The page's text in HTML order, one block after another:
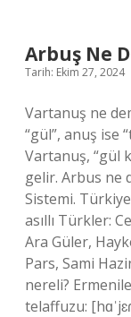
Arbuş Ne
Tarih: Ekim 27, 2024
Vartanuş ne
“gül”, anuş ise
Vartanuş, “gül
gelir. Arbus ne
Sistemi.
asıllı Türkler:
Ara Güler,
Pars, Sami
nereli?
telaffuzu: